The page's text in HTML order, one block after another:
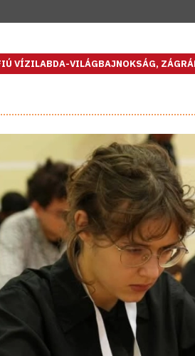
VÍZILABDA-VILÁGBAJNOKSÁG,